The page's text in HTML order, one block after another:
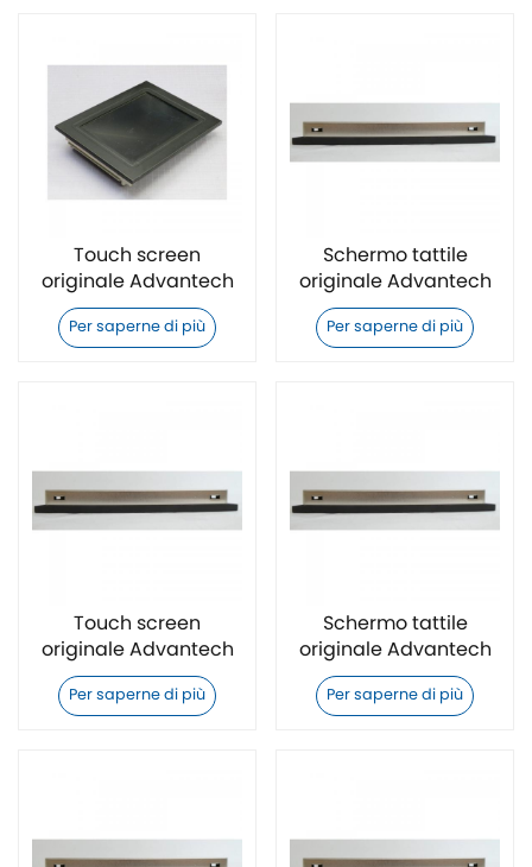
Touch screen
originale Advantech
UTC-318DR-ATW0E
Per saperne di più
Schermo tattile
originale Advantech
TPC-324W-PE22A
Per saperne di più
Touch screen
originale Advantech
TPC-324W-PJ22A
Per saperne di più
Schermo tattile
originale Advantech
TPC-315-RE22A
Per saperne di più